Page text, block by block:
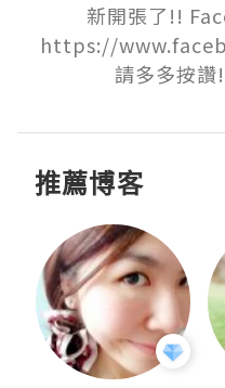
新開張了!!
https://
請多多按
推薦博客